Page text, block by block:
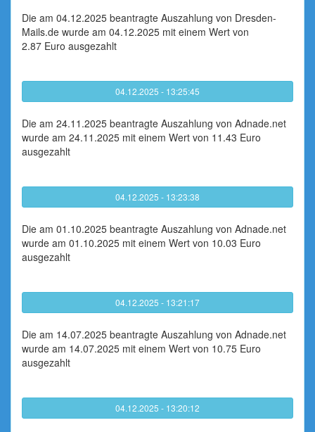
Die am 04.12.2025 beantragte Auszahlung von Dresden-
Mails.de wurde am 04.12.2025 mit einem Wert von
2.87 Euro ausgezahlt
04.12.2025 - 13:25:45
Die am 24.11.2025 beantragte Auszahlung von Adnade.net
wurde am 24.11.2025 mit einem Wert von 11.43 Euro
ausgezahlt
04.12.2025 - 13:23:38
Die am 01.10.2025 beantragte Auszahlung von Adnade.net
wurde am 01.10.2025 mit einem Wert von 10.03 Euro
ausgezahlt
04.12.2025 - 13:21:17
Die am 14.07.2025 beantragte Auszahlung von Adnade.net
wurde am 14.07.2025 mit einem Wert von 10.75 Euro
ausgezahlt
04.12.2025 - 13:20:12